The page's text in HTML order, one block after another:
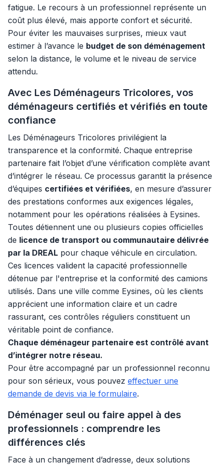
fatigue. Le recours à un professionnel représente un
coût plus élevé, mais apporte confort et sécurité.
Pour éviter les mauvaises surprises, mieux vaut
estimer à l’avance le budget de son déménagement
selon la distance, le volume et le niveau de service
attendu.
Avec Les Déménageurs Tricolores, vos
déménageurs certifiés et vérifiés en toute
confiance
Les Déménageurs Tricolores privilégient la
transparence et la conformité. Chaque entreprise
partenaire fait l’objet d’une vérification complète avant
d’intégrer le réseau. Ce processus garantit la présence
d’équipes certifiées et vérifiées, en mesure d’assurer
des prestations conformes aux exigences légales,
notamment pour les opérations réalisées à Eysines.
Toutes détiennent une ou plusieurs copies officielles
de licence de transport ou communautaire délivrée
par la DREAL pour chaque véhicule en circulation.
Ces licences valident la capacité professionnelle
détenue par l'entreprise et la conformité des camions
utilisés. Dans une ville comme Eysines, où les clients
apprécient une information claire et un cadre
rassurant, ces contrôles réguliers constituent un
véritable point de confiance.
Chaque déménageur partenaire est contrôlé avant
d’intégrer notre réseau.
Pour être accompagné par un professionnel reconnu
pour son sérieux, vous pouvez effectuer une
demande de devis via le formulaire.
Déménager seul ou faire appel à des
professionnels : comprendre les
différences clés
Face à un changement d’adresse, deux solutions